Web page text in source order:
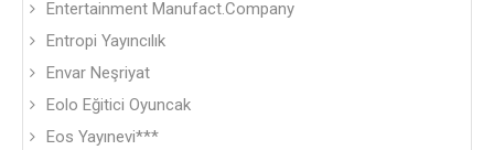
Entertainment Manufact.Company
Entropi Yayıncılık
Envar Neşriyat
Eolo Eğitici Oyuncak
Eos Yayınevi***